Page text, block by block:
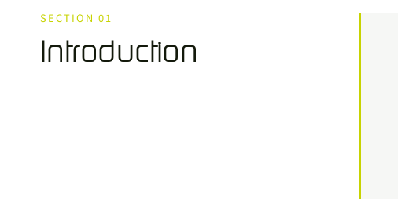
SECTION 01
Introduction